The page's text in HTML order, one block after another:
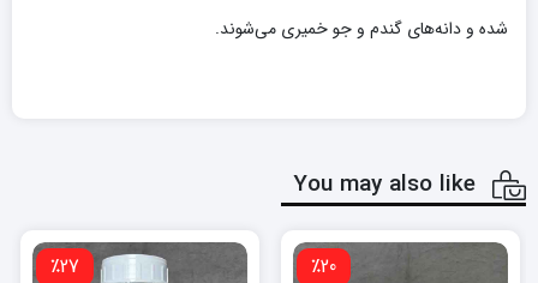
شده و دانه‌های گندم و جو خمیری می‌شوند.
٪20 ٪27